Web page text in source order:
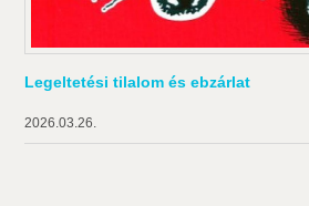
Legeltetési tilalom és ebzárlat
2026.03.26.